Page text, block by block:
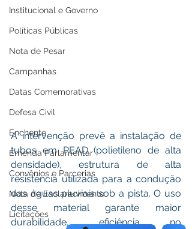
Institucional e Governo
Políticas Públicas
Nota de Pesar
Campanhas
Datas Comemorativas
Defesa Civil
Enchente
Emenda Parlamentar
Convênios e Parcerias
Nota de Esclarecimento
Licitações
A intervenção prevê a instalação de
tubos em PEAD (polietileno de alta
densidade), estrutura de alta
resistência utilizada para a condução
das águas pluviais sob a pista. O uso
desse material garante maior
durabilidade, eficiência no